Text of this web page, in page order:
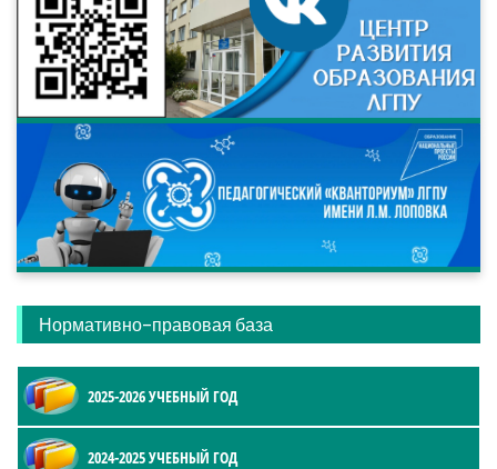
Нормативно-правовая база
2025-2026 УЧЕБНЫЙ ГОД
2024-2025 УЧЕБНЫЙ ГОД